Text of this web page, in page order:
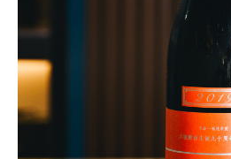
紀
念
陸
132